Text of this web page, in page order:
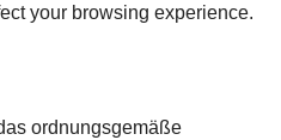
your browsing experience.
ordnungsgemäße